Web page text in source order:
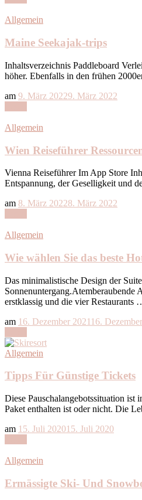
Allgemein
Maine Seekajak-trips
Inhaltsverzeichnis Paddleboard
höher. Ebenfalls in den frühen
am 9. März 20229. März 2022
Allgemein
Wien Reiseführer
Vienna Reiseführer Im App Store
Entspannung, der Geselligkeit und
am 8. März 20228. März 2022
Allgemein
Wie wählen Sie das beste
Das minimalistische Design der
Sonnenuntergang.Atemberaubende
erstklassig und die vier Restaurants
am 16. Dezember 2021 16.
Allgemein
Tipps Für Günstige Tickets
Diese Pauschalangebotssituation ist
Paket enthalten ist oder nicht. Die
am 15. Juli 202015. Juli 2020
Allgemein
Ermässigte Ski- Und